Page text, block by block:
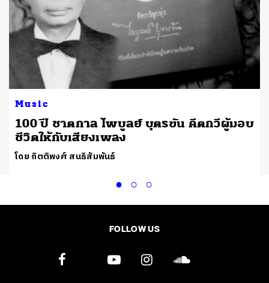
Music
100 ปี ชาตกาล ไพบูลย์ บุตรขัน คีตกวีผู้มอบ
ชีวิตให้กับเสียงเพลง
โดย กิตติพงศ์ สนธิสัมพันธ์
FOLLOW US